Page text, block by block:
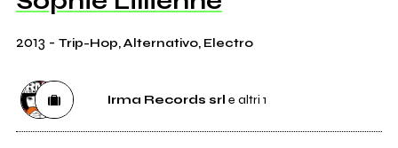
2013 - Trip-Hop, Alternativo, Electro
Irma Records srl e altri 1